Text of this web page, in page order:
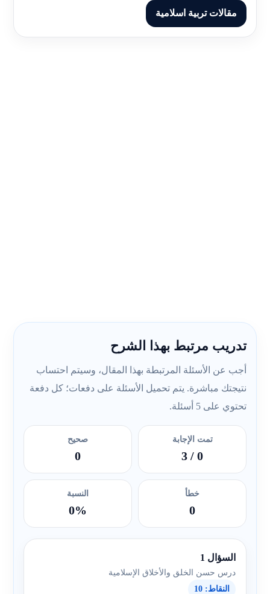
مقالات تربية اسلامية
تدريب مرتبط بهذا الشرح
أجب عن الأسئلة المرتبطة بهذا المقال، وسيتم احتساب
نتيجتك مباشرة. يتم تحميل الأسئلة على دفعات؛ كل دفعة
تحتوي على 5 أسئلة.
تمت الإجابة
0
/ 3
صحيح
0
خطأ
0
النسبة
0%
السؤال 1
درس حسن الخلق والأخلاق الإسلامية
النقاط: 10